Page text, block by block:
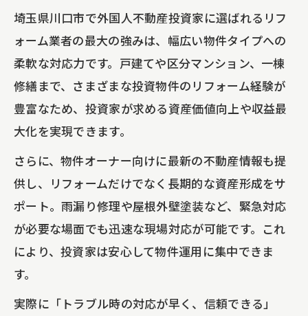
埼玉県川口市で外国人不動産投資家に選ばれるリフ
ォーム業者の最大の強みは、幅広い物件タイプへの
柔軟な対応力です。戸建てや区分マンション、一棟
修繕まで、さまざまな投資物件のリフォーム経験が
豊富なため、投資家が求める資産価値向上や収益最
大化を実現できます。
さらに、物件オーナー向けに最新の不動産情報も提
供し、リフォームだけでなく長期的な資産形成をサ
ポート。雨漏り修理や屋根外壁塗装など、緊急対応
が必要な場面でも迅速な現場対応が可能です。これ
により、投資家は安心して物件運用に集中できま
す。
実際に「トラブル時の対応が早く、信頼できる」